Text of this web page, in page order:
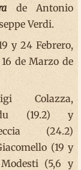
de Antonio
Verdi.
y 24 Febrero,
16 de Marzo de
Colazza,
(19.2) y
(24.2)
(19 y
(5,6 y